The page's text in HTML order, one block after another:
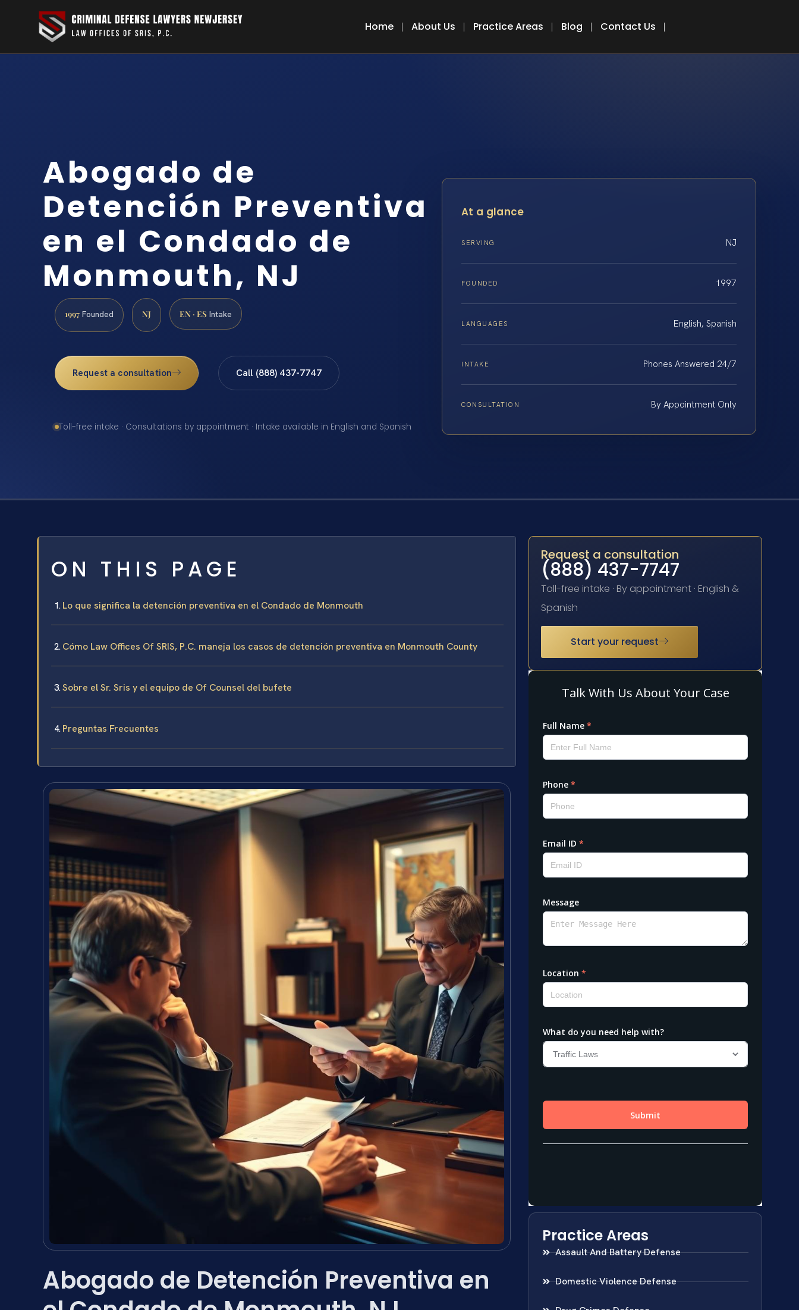
Home About Us Practice Areas Blog Contact Us
Abogado de
Detención Preventiva
en el Condado de
Monmouth, NJ
1997 Founded NJ EN · ES Intake
Request a consultation Call (888) 437-7747
Toll-free intake · Consultations by appointment · Intake available in English and Spanish
At a glance
SERVING NJ
FOUNDED 1997
LANGUAGES English, Spanish
INTAKE Phones Answered 24/7
CONSULTATION By Appointment Only
ON THIS PAGE
Lo que significa la detención preventiva en el Condado de Monmouth
Cómo Law Offices Of SRIS, P.C. maneja los casos de detención preventiva en Monmouth County
Sobre el Sr. Sris y el equipo de Of Counsel del bufete
Preguntas Frecuentes
Abogado de Detención Preventiva en
Request a consultation
(888) 437-7747
Toll-free intake · By appointment · English &
Spanish
Start your request
Practice Areas
Assault And Battery Defense
Domestic Violence Defense